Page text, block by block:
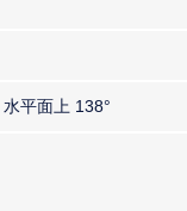
平面上 138°